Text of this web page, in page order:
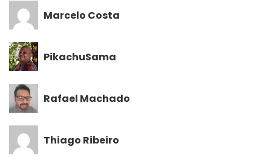
Marcelo Costa
PikachuSama
Rafael Machado
Thiago Ribeiro